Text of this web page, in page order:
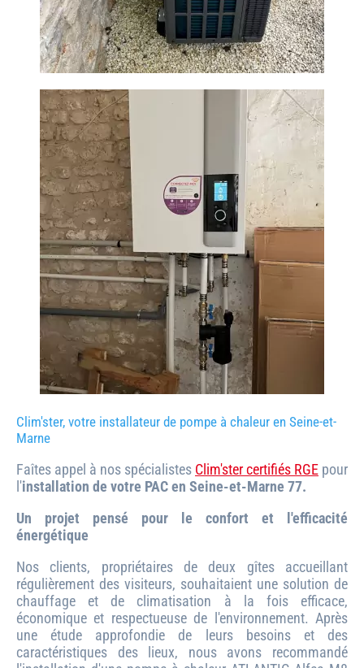
Clim'ster, votre installateur de pompe à chaleur en Seine-et-
Marne
Faîtes appel à nos spécialistes Clim'ster certifiés RGE pour
l'installation de votre PAC en Seine-et-Marne 77.
Un projet pensé pour le confort et l'efficacité
énergétique
Nos clients, propriétaires de deux gîtes accueillant
régulièrement des visiteurs, souhaitaient une solution de
chauffage et de climatisation à la fois efficace,
économique et respectueuse de l'environnement. Après
une étude approfondie de leurs besoins et des
caractéristiques des lieux, nous avons recommandé